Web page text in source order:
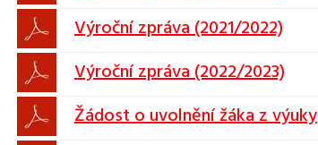
Výroční zpráva (2021/2022)
Výroční zpráva (2022/2023)
Žádost o uvolnění žáka z výuky